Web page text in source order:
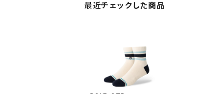
最近チェックした商品